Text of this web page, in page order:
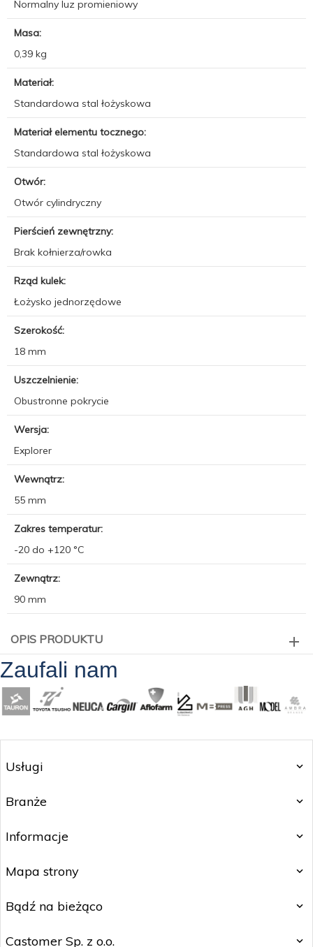
Normalny luz promieniowy
Masa:
0,39 kg
Materiał:
Standardowa stal łożyskowa
Materiał elementu tocznego:
Standardowa stal łożyskowa
Otwór:
Otwór cylindryczny
Pierścień zewnętrzny:
Brak kołnierza/rowka
Rząd kulek:
Łożysko jednorzędowe
Szerokość:
18 mm
Uszczelnienie:
Obustronne pokrycie
Wersja:
Explorer
Wewnątrz:
55 mm
Zakres temperatur:
-20 do +120 °C
Zewnątrz:
90 mm
OPIS PRODUKTU
Zaufali nam
Usługi
Branże
Informacje
Mapa strony
Bądź na bieżąco
Castomer Sp. z o.o.